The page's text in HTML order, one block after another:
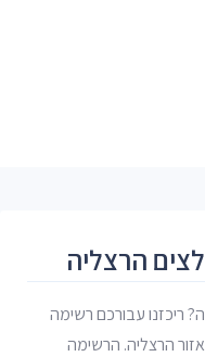
הרצליה
ריכזנו עבורכם רשימה
הרצליה. הרשימה